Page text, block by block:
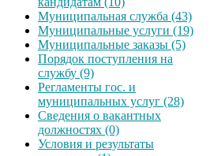
Муниципальная служба (43)
Муниципальные услуги (19)
Муниципальные заказы (5)
Порядок поступления на
службу (9)
Регламенты гос. и
муниципальных услуг (28)
Сведения о вакантных
должностях (0)
Условия и результаты